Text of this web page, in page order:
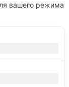
вашего режима